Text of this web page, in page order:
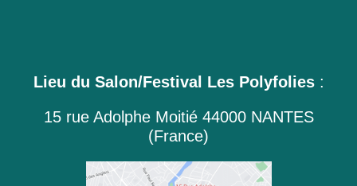
Lieu du Salon/Festival Les Polyfolies:
15 rue Adolphe Moitié 44000 NANTES
(France)